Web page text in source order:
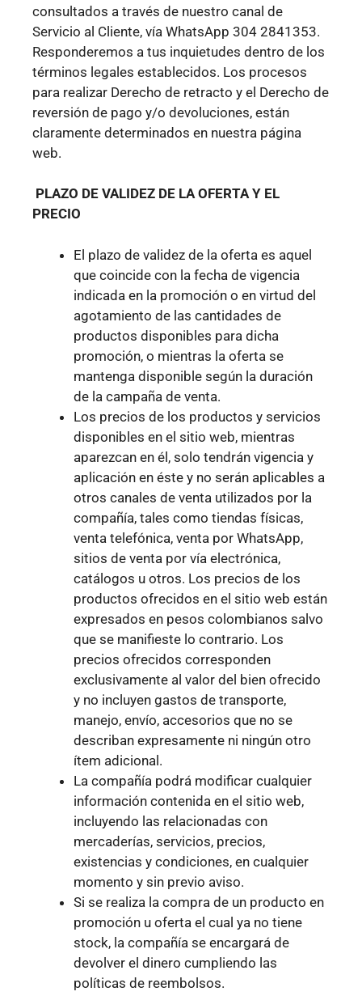
consultados a través de nuestro canal de
Servicio al Cliente, vía WhatsApp 304 2841353.
Responderemos a tus inquietudes dentro de los
términos legales establecidos. Los procesos
para realizar Derecho de retracto y el Derecho de
reversión de pago y/o devoluciones, están
claramente determinados en nuestra página
web.
PLAZO DE VALIDEZ DE LA OFERTA Y EL
PRECIO
El plazo de validez de la oferta es aquel
que coincide con la fecha de vigencia
indicada en la promoción o en virtud del
agotamiento de las cantidades de
productos disponibles para dicha
promoción, o mientras la oferta se
mantenga disponible según la duración
de la campaña de venta.
Los precios de los productos y servicios
disponibles en el sitio web, mientras
aparezcan en él, solo tendrán vigencia y
aplicación en éste y no serán aplicables a
otros canales de venta utilizados por la
compañía, tales como tiendas físicas,
venta telefónica, venta por WhatsApp,
sitios de venta por vía electrónica,
catálogos u otros. Los precios de los
productos ofrecidos en el sitio web están
expresados en pesos colombianos salvo
que se manifieste lo contrario. Los
precios ofrecidos corresponden
exclusivamente al valor del bien ofrecido
y no incluyen gastos de transporte,
manejo, envío, accesorios que no se
describan expresamente ni ningún otro
ítem adicional.
La compañía podrá modificar cualquier
información contenida en el sitio web,
incluyendo las relacionadas con
mercaderías, servicios, precios,
existencias y condiciones, en cualquier
momento y sin previo aviso.
Si se realiza la compra de un producto en
promoción u oferta el cual ya no tiene
stock, la compañía se encargará de
devolver el dinero cumpliendo las
políticas de reembolsos.